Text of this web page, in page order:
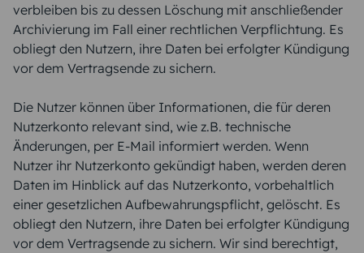
verbleiben bis zu dessen Löschung mit anschließender
Archivierung im Fall einer rechtlichen Verpflichtung. Es
obliegt den Nutzern, ihre Daten bei erfolgter Kündigung
vor dem Vertragsende zu sichern.
Die Nutzer können über Informationen, die für deren
Nutzerkonto relevant sind, wie z.B. technische
Änderungen, per E-Mail informiert werden. Wenn
Nutzer ihr Nutzerkonto gekündigt haben, werden deren
Daten im Hinblick auf das Nutzerkonto, vorbehaltlich
einer gesetzlichen Aufbewahrungspflicht, gelöscht. Es
obliegt den Nutzern, ihre Daten bei erfolgter Kündigung
vor dem Vertragsende zu sichern. Wir sind berechtigt,